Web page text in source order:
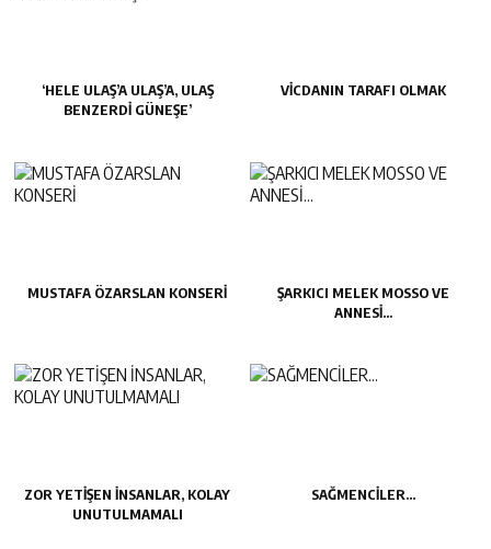
‘HELE ULAŞ’A ULAŞ’A, ULAŞ
BENZERDİ GÜNEŞE’
VİCDANIN TARAFI OLMAK
MUSTAFA ÖZARSLAN KONSERİ
ŞARKICI MELEK MOSSO VE
ANNESİ…
ZOR YETİŞEN İNSANLAR, KOLAY
UNUTULMAMALI
SAĞMENCİLER…